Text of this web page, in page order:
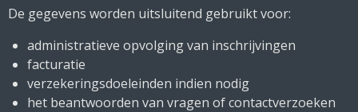
De gegevens worden uitsluitend gebruikt voor:
administratieve opvolging van inschrijvingen
facturatie
verzekeringsdoeleinden indien nodig
het beantwoorden van vragen of contactverzoeken